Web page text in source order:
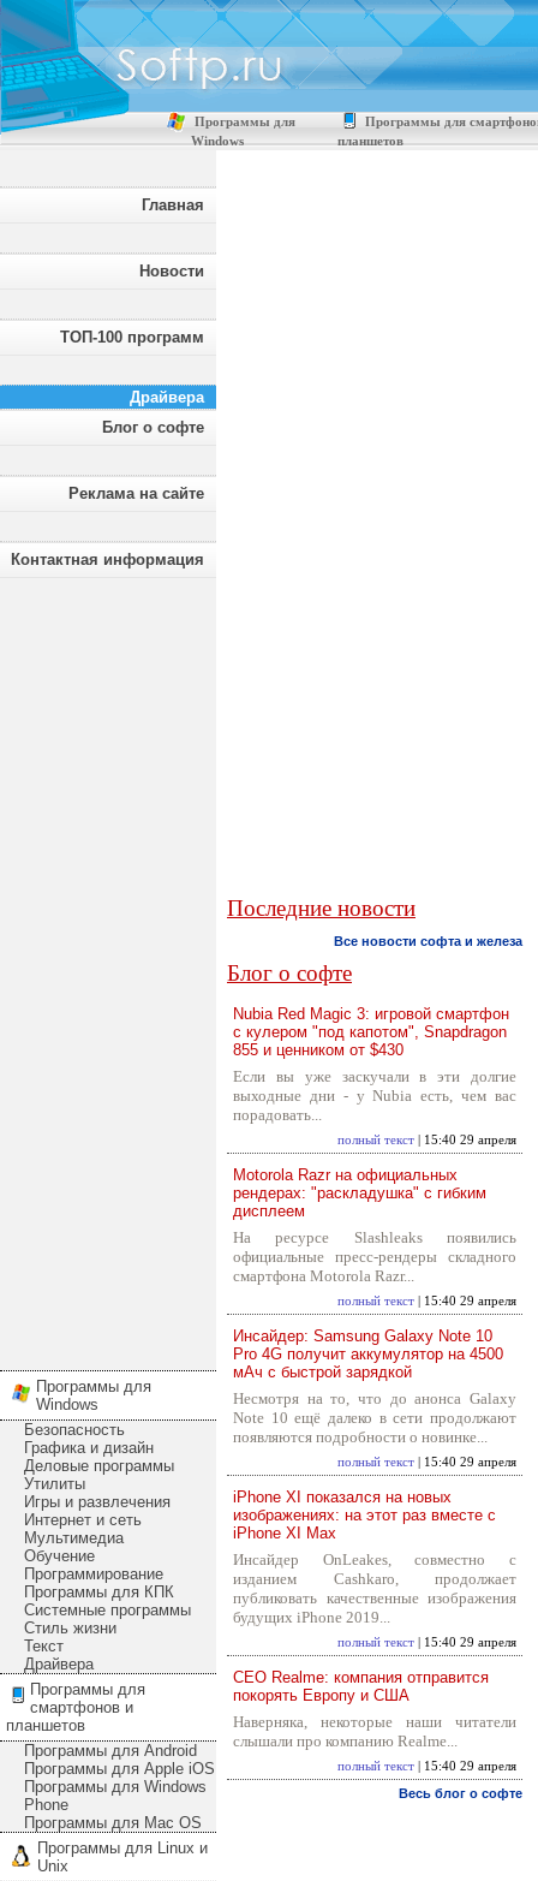
Программы для
Windows
Программы для
планшетов
Главная
Новости
ТОП-100 программ
Драйвера
Блог о софте
Реклама на сайте
Контактная информация
Программы для
Windows
Безопасность
Графика и дизайн
Деловые программы
Утилиты
Игры и развлечения
Интернет и сеть
Мультимедиа
Обучение
Программирование
Программы для КПК
Системные программы
Стиль жизни
Текст
Драйвера
Программы для
смартфонов и
планшетов
Программы для Android
Программы для Apple iOS
Программы для Windows
Phone
Программы для Mac OS
Программы для Linux и
Unix
Последние новости
Все новости софта и железа
Блог о софте
Nubia Red Magic 3: игровой смартфон
с кулером "под капотом", Snapdragon
855 и ценником от $430
Если вы уже заскучали в эти долгие
выходные дни - у Nubia есть, чем вас
порадовать...
полный текст | 15:40 29 апреля
Motorola Razr на официальных
рендерах: "раскладушка" с гибким
дисплеем
На ресурсе Slashleaks появились
официальные пресс-рендеры складного
смартфона Motorola Razr...
полный текст | 15:40 29 апреля
Инсайдер: Samsung Galaxy Note 10
Pro 4G получит аккумулятор на 4500
мАч с быстрой зарядкой
Несмотря на то, что до анонса Galaxy
Note 10 ещё далеко в сети продолжают
появляются подробности о новинке...
полный текст | 15:40 29 апреля
iPhone XI показался на новых
изображениях: на этот раз вместе с
iPhone XI Max
Инсайдер OnLeakes, совместно с
изданием Cashkaro, продолжает
публиковать качественные изображения
будущих iPhone 2019...
полный текст | 15:40 29 апреля
CEO Realme: компания отправится
покорять Европу и США
Наверняка, некоторые наши читатели
слышали про компанию Realme...
полный текст | 15:40 29 апреля
Весь блог о софте